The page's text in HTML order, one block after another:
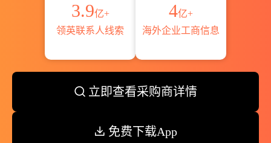
3.9亿+
领英联系人线索
4亿+
海外企业工商信息
立即查看采购商详情
免费下载App